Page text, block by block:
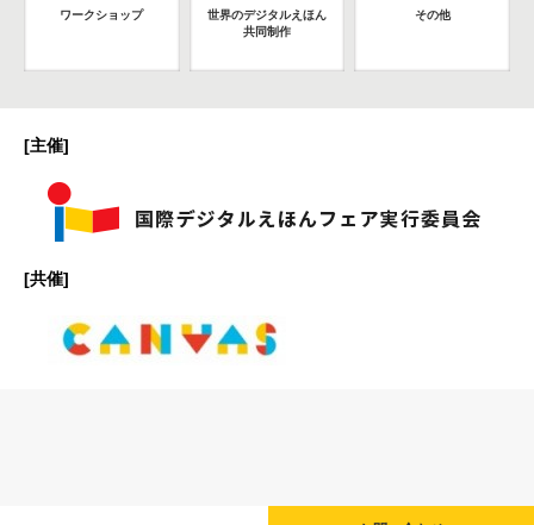
ワークショップ
世界のデジタルえほん
共同制作
その他
[主催]
[共催]